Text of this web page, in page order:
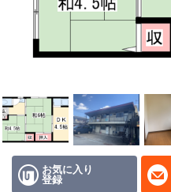
地図から探す
スタッフ
店舗情報·アクセス
お気に入り
登録